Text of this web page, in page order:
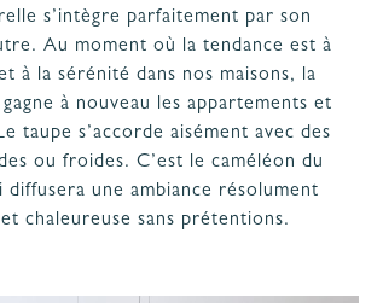
COLORIS DE CUISINE
FABRIQUÉES EN VENDÉE
ENGAGEMENTS
s’intègre parfaitement par son
Au moment où la tendance est à
à la sérénité dans nos maisons, la
à nouveau les appartements et
taupe s’accorde aisément avec des
ou froides. C’est le caméléon du
diffusera une ambiance résolument
chaleureuse sans prétentions.